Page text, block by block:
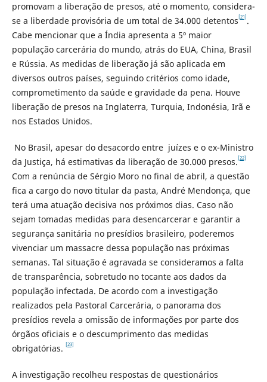
promovam a liberação de presos, até o momento, considera-
se a liberdade provisória de um total de 34.000 detentos [21] .
Cabe mencionar que a Índia apresenta a 5º maior
população carcerária do mundo, atrás do EUA, China, Brasil
e Rússia. As medidas de liberação já são aplicada em
diversos outros países, seguindo critérios como idade,
comprometimento da saúde e gravidade da pena. Houve
liberação de presos na Inglaterra, Turquia, Indonésia, Irã e
nos Estados Unidos.
No Brasil, apesar do desacordo entre juízes e o ex-Ministro
da Justiça, há estimativas da liberação de 30.000 presos. [22]
Com a renúncia de Sérgio Moro no final de abril, a questão
fica a cargo do novo titular da pasta, André Mendonça, que
terá uma atuação decisiva nos próximos dias. Caso não
sejam tomadas medidas para desencarcerar e garantir a
segurança sanitária no presídios brasileiro, poderemos
vivenciar um massacre dessa população nas próximas
semanas. Tal situação é agravada se consideramos a falta
de transparência, sobretudo no tocante aos dados da
população infectada. De acordo com a investigação
realizados pela Pastoral Carcerária, o panorama dos
presídios revela a omissão de informações por parte dos
órgãos oficiais e o descumprimento das medidas
obrigatórias. [23]
A investigação recolheu respostas de questionários